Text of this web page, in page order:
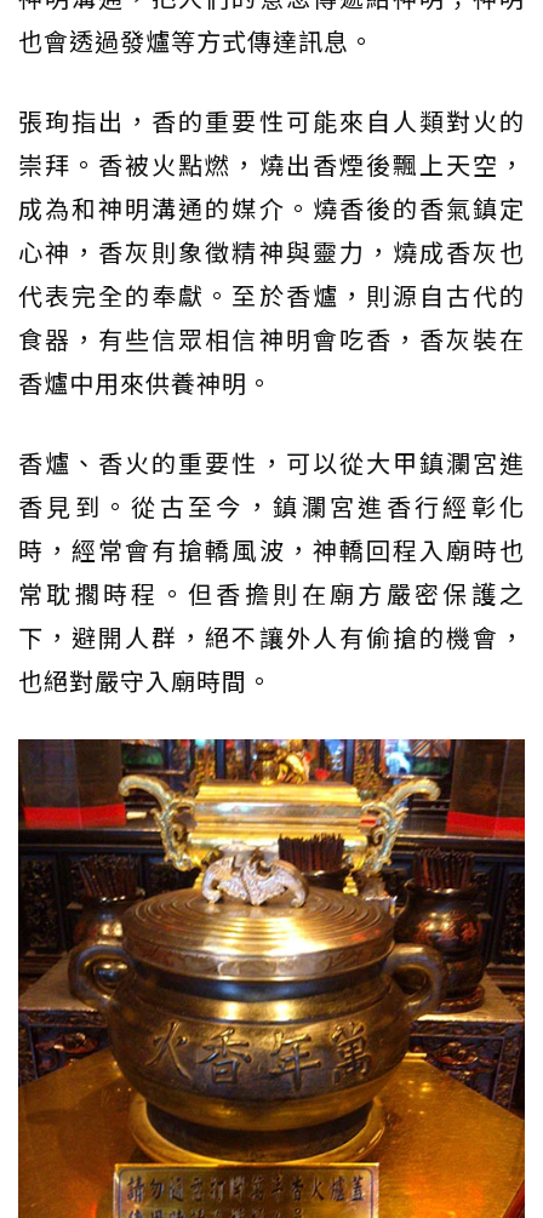
也會透過發爐等方式傳達訊息。
張珣指出，香的重要性可能來自人類對火的
崇拜。香被火點燃，燒出香煙後飄上天空，
成為和神明溝通的媒介。燒香後的香氣鎮定
心神，香灰則象徵精神與靈力，燒成香灰也
代表完全的奉獻。至於香爐，則源自古代的
食器，有些信眾相信神明會吃香，香灰裝在
香爐中用來供養神明。
香爐、香火的重要性，可以從大甲鎮瀾宮進
香見到。從古至今，鎮瀾宮進香行經彰化
時，經常會有搶轎風波，神轎回程入廟時也
常耽擱時程。但香擔則在廟方嚴密保護之
下，避開人群，絕不讓外人有偷搶的機會，
也絕對嚴守入廟時間。